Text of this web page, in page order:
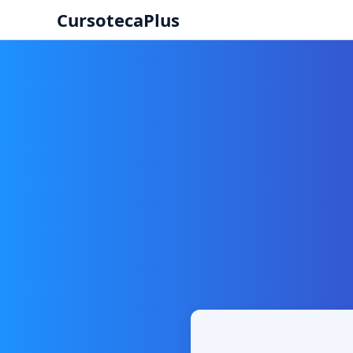
CursotecaPlus